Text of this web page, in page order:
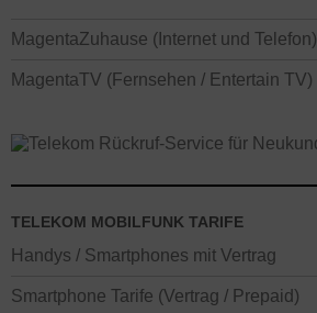
MagentaZuhause (Internet und Telefon)
MagentaTV (Fernsehen / Entertain TV)
TELEKOM MOBILFUNK TARIFE
Handys / Smartphones mit Vertrag
Smartphone Tarife (Vertrag / Prepaid)